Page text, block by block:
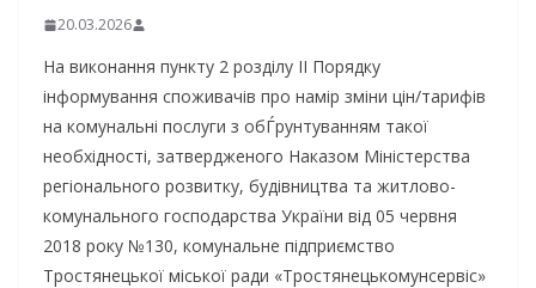
20.03.2026
На виконання пункту 2 розділу ІІ Порядку
інформування споживачів про намір зміни цін/тарифів
на комунальні послуги з обЃрунтуванням такої
необхідності, затвердженого Наказом Міністерства
регіонального розвитку, будівництва та житлово-
комунального господарства України від 05 червня
2018 року №130, комунальне підприємство
Тростянецької міської ради «Тростянецькомунсервіс»